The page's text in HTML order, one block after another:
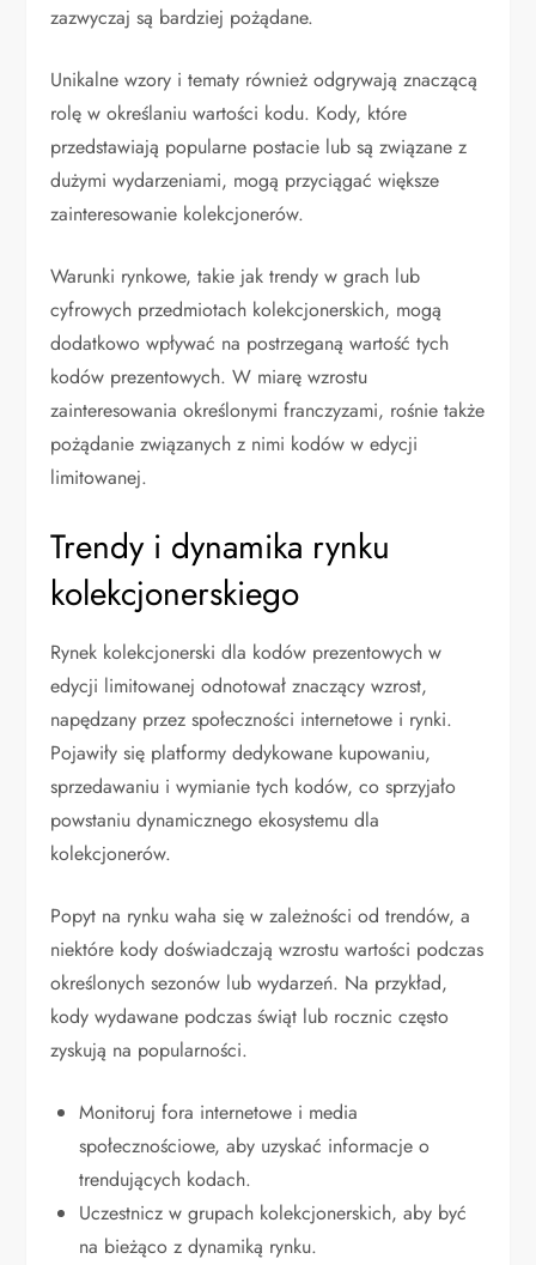
zazwyczaj są bardziej pożądane.
Unikalne wzory i tematy również odgrywają znaczącą
rolę w określaniu wartości kodu. Kody, które
przedstawiają popularne postacie lub są związane z
dużymi wydarzeniami, mogą przyciągać większe
zainteresowanie kolekcjonerów.
Warunki rynkowe, takie jak trendy w grach lub
cyfrowych przedmiotach kolekcjonerskich, mogą
dodatkowo wpływać na postrzeganą wartość tych
kodów prezentowych. W miarę wzrostu
zainteresowania określonymi franczyzami, rośnie także
pożądanie związanych z nimi kodów w edycji
limitowanej.
Trendy i dynamika rynku
kolekcjonerskiego
Rynek kolekcjonerski dla kodów prezentowych w
edycji limitowanej odnotował znaczący wzrost,
napędzany przez społeczności internetowe i rynki.
Pojawiły się platformy dedykowane kupowaniu,
sprzedawaniu i wymianie tych kodów, co sprzyjało
powstaniu dynamicznego ekosystemu dla
kolekcjonerów.
Popyt na rynku waha się w zależności od trendów, a
niektóre kody doświadczają wzrostu wartości podczas
określonych sezonów lub wydarzeń. Na przykład,
kody wydawane podczas świąt lub rocznic często
zyskują na popularności.
Monitoruj fora internetowe i media
społecznościowe, aby uzyskać informacje o
trendujących kodach.
Uczestnicz w grupach kolekcjonerskich, aby być
na bieżąco z dynamiką rynku.